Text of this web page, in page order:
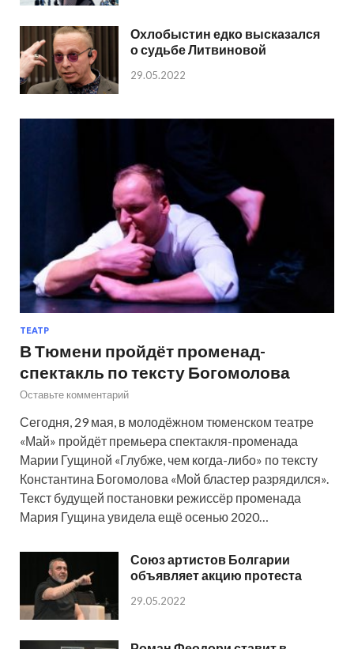
Охлобыстин едко высказался
о судьбе Литвиновой
29.05.2022
ТЕАТР
В Тюмени пройдёт променад-
спектакль по тексту Богомолова
Оставьте комментарий
Сегодня, 29 мая, в молодёжном тюменском театре
«Май» пройдёт премьера спектакля-променада
Марии Гущиной «Глубже, чем когда-либо» по тексту
Константина Богомолова «Мой бластер разрядился».
Текст будущей постановки режиссёр променада
Мария Гущина увидела ещё осенью 2020…
Союз артистов Болгарии
объявляет акцию протеста
29.05.2022